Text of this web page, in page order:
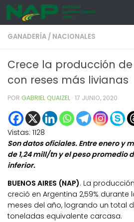
Skip to content
GANADERÍA / NACIONALES
Crece la producción
con reses más livianas
POR GABRIEL QUAIZEL · 17 JUNIO, 2020
Vistas: 1128
Son datos oficiales. Entre enero y
de 1,24 mill/tn y el peso promedio
inferior.
BUENOS AIRES (NAP). La
creció en Argentina 2,59% durante
meses del año, logrando un total
toneladas equivalente carcasa.